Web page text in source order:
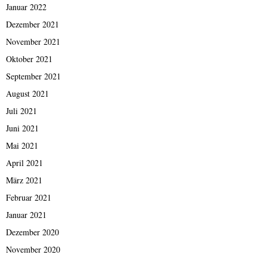
Januar 2022
Dezember 2021
November 2021
Oktober 2021
September 2021
August 2021
Juli 2021
Juni 2021
Mai 2021
April 2021
März 2021
Februar 2021
Januar 2021
Dezember 2020
November 2020